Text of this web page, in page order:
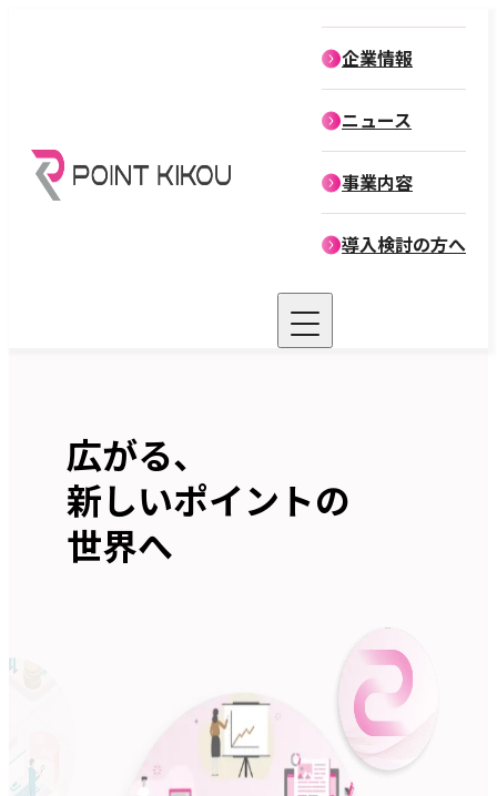
企業情報
企業情報
役員紹介
ニュース
事業内容
導入検討の方へ
広がる、
新しいポイントの
世界へ